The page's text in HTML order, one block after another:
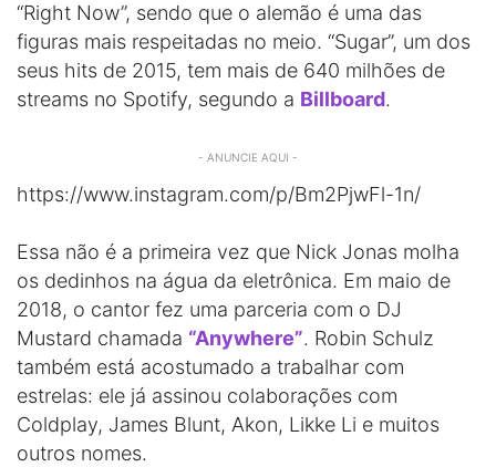
“Right Now”, sendo que o alemão é uma das
figuras mais respeitadas no meio. “Sugar”, um dos
seus hits de 2015, tem mais de 640 milhões de
streams no Spotify, segundo a Billboard.
- ANUNCIE AQUI -
https://www.instagram.com/p/Bm2PjwFl-1n/
Essa não é a primeira vez que Nick Jonas molha
os dedinhos na água da eletrônica. Em maio de
2018, o cantor fez uma parceria com o DJ
Mustard chamada “Anywhere”. Robin Schulz
também está acostumado a trabalhar com
estrelas: ele já assinou colaborações com
Coldplay, James Blunt, Akon, Likke Li e muitos
outros nomes.